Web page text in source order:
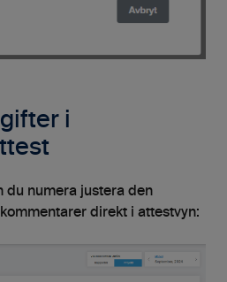
i
du numera justera den
direkt i attestvyn: